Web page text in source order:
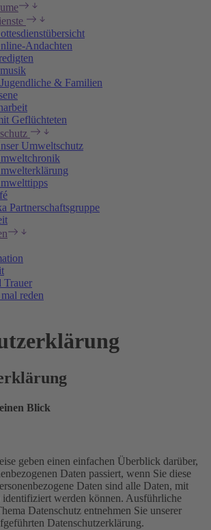
Andachten
& Familien
Geflüchteten
Umweltschutz
Partnerschaftsgruppe
Trauer
reden
Blick
geben einen einfachen Überblick darüber,
Daten passiert, wenn Sie diese
Daten sind alle Daten, mit
identifiziert werden können. Ausführliche
Datenschutz entnehmen Sie unserer
Datenschutzerklärung.